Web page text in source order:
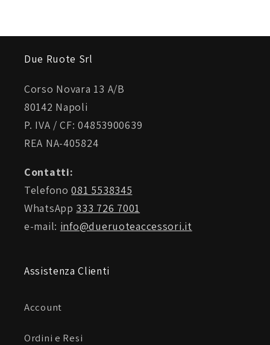
Due Ruote Srl
Corso Novara 13 A/B
80142 Napoli
P. IVA / CF: 04853900639
REA NA-405824
Contatti:
Telefono081 5538345
WhatsApp 333 726 7001
e-mail: info@dueruoteaccessori.it
Assistenza Clienti
Account
Ordini e Resi